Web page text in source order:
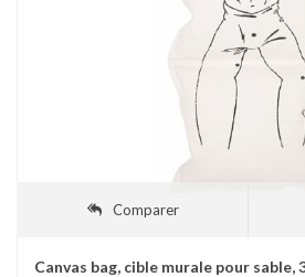
Comparer
Canvas bag, cible murale pour sable,